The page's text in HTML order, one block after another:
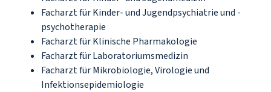
Facharzt für Kinder- und Jugendpsychiatrie und -
psychotherapie
Facharzt für Klinische Pharmakologie
Facharzt für Laboratoriumsmedizin
Facharzt für Mikrobiologie, Virologie und
Infektionsepidemiologie